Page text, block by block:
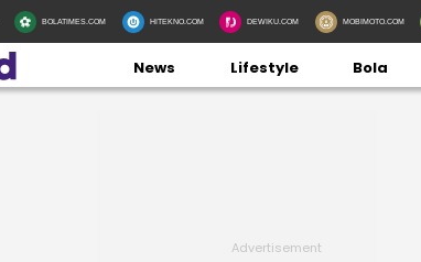
BOLATIMES.COM HITEKNO.COM DEWIKU.COM MOBIMOTO.COM
News Lifestyle Bola